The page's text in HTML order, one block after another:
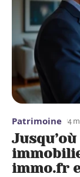
Patrimoine 4
immo.fr